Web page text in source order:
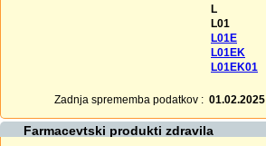
L
L01
L01E
L01EK
L01EK01
Zadnja sprememba podatkov : 01.02.2025
Farmacevtski produkti zdravila